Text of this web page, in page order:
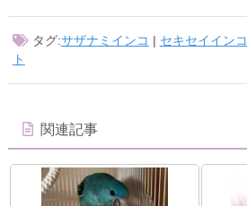
タグ:サザナミインコ | セキセイインコ
ト
関連記事